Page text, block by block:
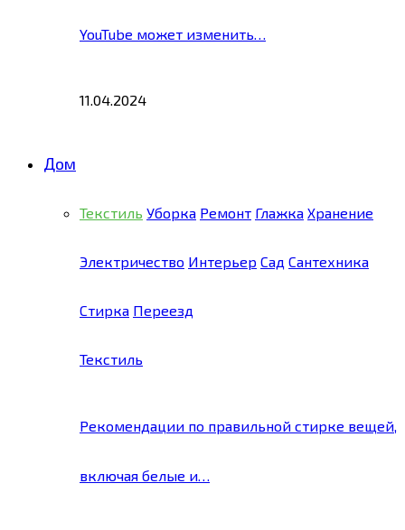
YouTube может изменить…
11.04.2024
Дом
Текстиль Уборка Ремонт Глажка Хранение
Электричество Интерьер Сад Сантехника
Стирка Переезд
Текстиль
Рекомендации по правильной стирке вещей,
включая белые и…